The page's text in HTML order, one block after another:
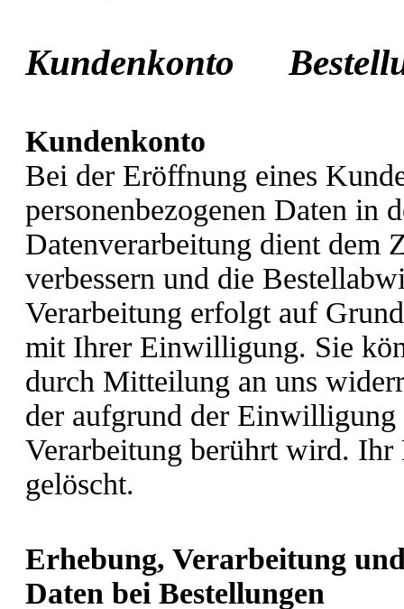
Kundenkonto
Kundenkonto
Bei der Eröffnung eines
personenbezogenen Daten in
Datenverarbeitung dient dem
verbessern und die
Verarbeitung erfolgt auf
mit Ihrer Einwilligung. Sie
durch Mitteilung an uns
der aufgrund der
Verarbeitung berührt wird.
gelöscht.
Erhebung, Verarbeitung
Daten bei Bestellungen